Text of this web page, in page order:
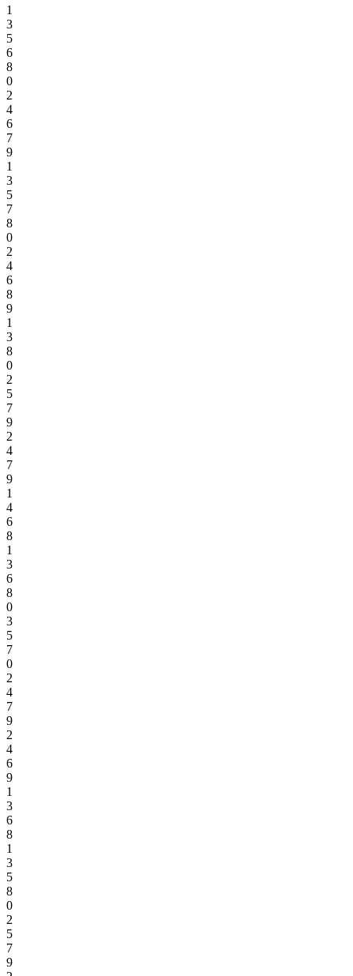
1
3
5
6
8
0
2
4
6
7
9
1
3
5
7
8
0
2
4
6
8
9
1
3
8
0
2
5
7
9
2
4
7
9
1
4
6
8
1
3
6
8
0
3
5
7
0
2
4
7
9
2
4
6
9
1
3
6
8
1
3
5
8
0
2
5
7
9